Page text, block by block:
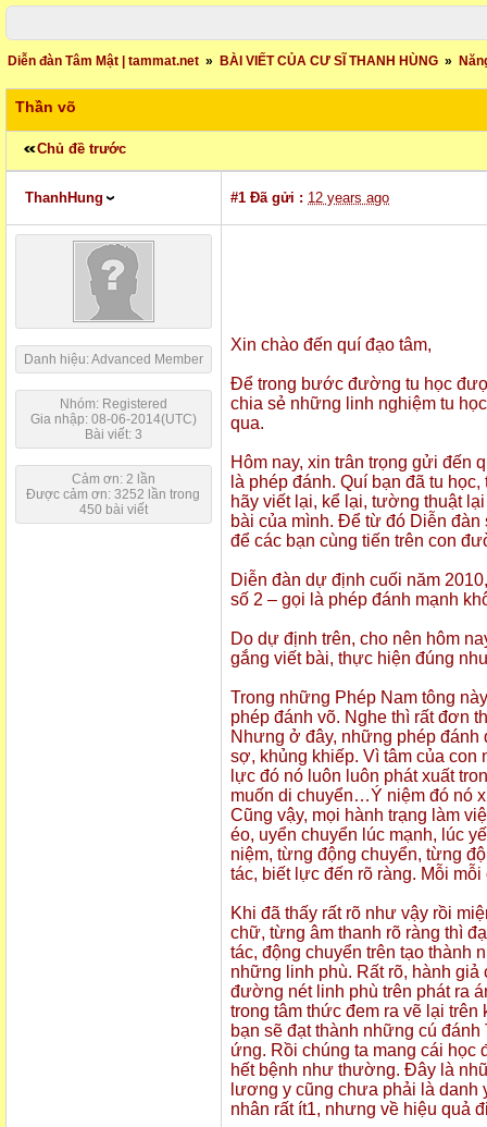
Diễn đàn Tâm Mật | tammat.net » BÀI VIẾT CỦA CƯ SĨ THANH HÙNG »
Thần võ
Chủ đề trước
ThanhHung #1 Đã gửi : 12 years ago
Danh hiệu: Advanced Member
Nhóm: Registered
Gia nhập: 08-06-2014(UTC)
Bài viết: 3
Cảm ơn: 2 lần
Được cảm ơn: 3252 lần trong
450 bài viết
Xin chào đến quí đạo tâm,
Để trong bước đường tu học
chia sẻ những linh nghiệm tu
qua.
Hôm nay, xin trân trọng gửi đến
là phép đánh. Quí bạn đã tu
hãy viết lại, kể lại, tường thuật
bài của mình. Để từ đó Diễn
để các bạn cùng tiến trên con
Diễn đàn dự định cuối năm
số 2 – gọi là phép đánh mạnh
Do dự định trên, cho nên hôm
gắng viết bài, thực hiện đúng
Trong những Phép Nam tông
phép đánh võ. Nghe thì rất đơn
Nhưng ở đây, những phép đánh
sợ, khủng khiếp. Vì tâm của con
lực đó nó luôn luôn phát xuất
muốn di chuyển…Ý niệm đó nó
Cũng vậy, mọi hành trạng làm
éo, uyển chuyển lúc mạnh, lúc
niệm, từng động chuyển, từng
tác, biết lực đến rõ ràng. Mỗi
Khi đã thấy rất rõ như vậy rồi
chữ, từng âm thanh rõ ràng thì
tác, động chuyển trên tạo thành
những linh phù. Rất rõ, hành
đường nét linh phù trên phát ra
trong tâm thức đem ra vẽ lại
bạn sẽ đạt thành những cú
ứng. Rồi chúng ta mang cái học
hết bệnh như thường. Đây là
lương y cũng chưa phải là danh
nhân rất ít1, nhưng về hiệu quả